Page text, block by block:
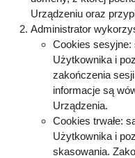
Urządzeniu oraz
Administrator
Cookies sesyjne:
Użytkownika i
zakończenia
informacje są
Urządzenia.
Cookies trwałe:
Użytkownika i
skasowania.